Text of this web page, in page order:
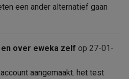
een ander alternatief gaan
en over eweka zelf op 27-01-
aangemaakt. het test